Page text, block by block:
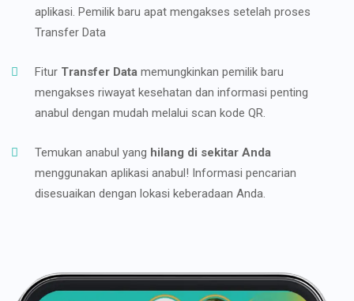
aplikasi. Pemilik baru apat mengakses setelah proses
Transfer Data
Fitur Transfer Data memungkinkan pemilik baru
mengakses riwayat kesehatan dan informasi penting
anabul dengan mudah melalui scan kode QR.
Temukan anabul yang hilang di sekitar Anda
menggunakan aplikasi anabul! Informasi pencarian
disesuaikan dengan lokasi keberadaan Anda.